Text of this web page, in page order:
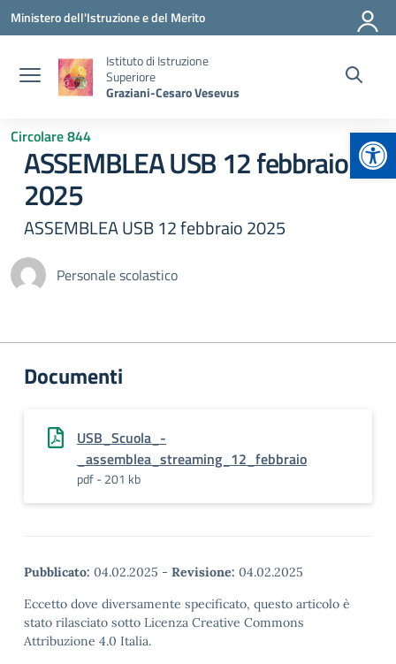
Vai ai contenuti
Vai al menu di navigazione
Vai al footer
Ministero dell'Istruzione e del Merito
Istituto di Istruzione
Superiore
Graziani-Cesaro Vesevus
Circolare 844
ASSEMBLEA USB 12 febbraio
2025
ASSEMBLEA USB 12 febbraio 2025
Personale scolastico
Documenti
USB_Scuola_-
_assemblea_streaming_12_febbraio
pdf - 201 kb
Pubblicato: 04.02.2025 - Revisione: 04.02.2025
Eccetto dove diversamente specificato, questo articolo è
stato rilasciato sotto Licenza Creative Commons
Attribuzione 4.0 Italia.